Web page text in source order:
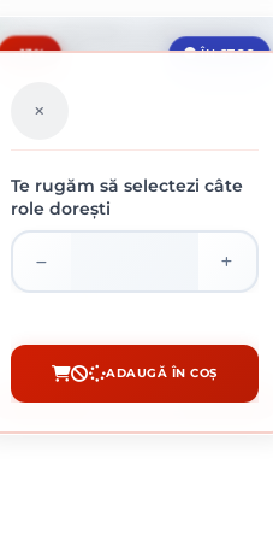
ÎN STOC
-13%
FOLIE PARCHET CU ALUMINIU 5 MM / 60M
394.45 lei / buc
CUMPĂRĂ
Te rugăm să selectezi câte
role dorești
ADAUGĂ ÎN COȘ